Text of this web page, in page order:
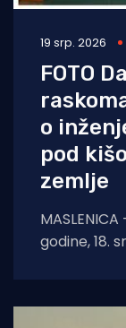
19 srp. 2026
FOTO
o
pod
zemlje
godine, 18.